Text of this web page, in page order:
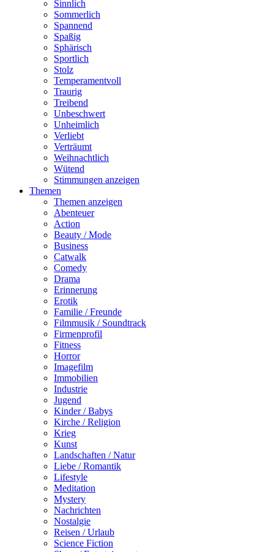
Sinnlich
Sommerlich
Spannend
Spaßig
Sphärisch
Sportlich
Stolz
Temperamentvoll
Traurig
Treibend
Unbeschwert
Unheimlich
Verliebt
Verträumt
Weihnachtlich
Wütend
Stimmungen anzeigen
Themen
Themen anzeigen
Abenteuer
Action
Beauty / Mode
Business
Catwalk
Comedy
Drama
Erinnerung
Erotik
Familie / Freunde
Filmmusik / Soundtrack
Firmenprofil
Fitness
Horror
Imagefilm
Immobilien
Industrie
Jugend
Kinder / Babys
Kirche / Religion
Krieg
Kunst
Landschaften / Natur
Liebe / Romantik
Lifestyle
Meditation
Mystery
Nachrichten
Nostalgie
Reisen / Urlaub
Science Fiction